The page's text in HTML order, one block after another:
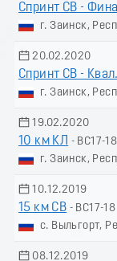
Спринт СВ -
г. Заинск,
20.02.2020
Спринт СВ - Квал.
г. Заинск,
19.02.2020
10 км КЛ
- ВС17-18
г. Заинск,
10.12.2019
15 км СВ - ВС17-18
с. Выльгорт,
08.12.2019